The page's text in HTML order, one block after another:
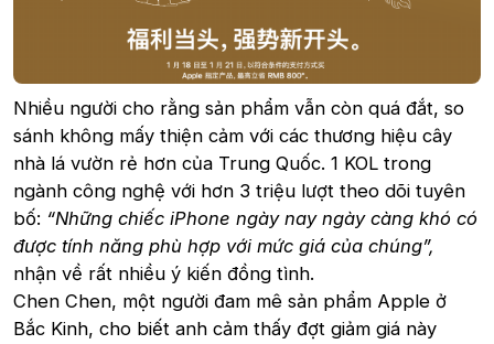
Nhiều người cho rằng sản phẩm vẫn còn quá đắt, so
sánh không mấy thiện cảm với các thương hiệu cây
nhà lá vườn rẻ hơn của Trung Quốc. 1 KOL trong
ngành công nghệ với hơn 3 triệu lượt theo dõi tuyên
bố: “Những chiếc iPhone ngày nay ngày càng khó có
được tính năng phù hợp với mức giá của chúng”,
nhận về rất nhiều ý kiến đồng tình.
Chen Chen, một người đam mê sản phẩm Apple ở
Bắc Kinh, cho biết anh cảm thấy đợt giảm giá này